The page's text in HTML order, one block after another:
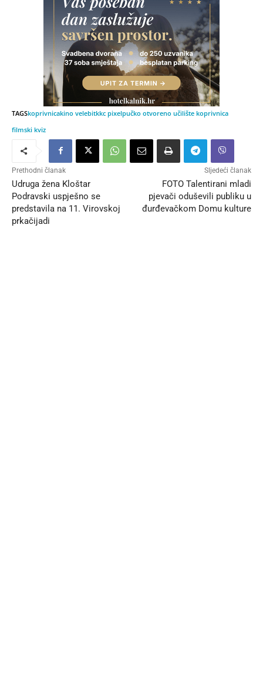
TAGSkoprivnicakino velebitkkc pixelpučko otvoreno učilište koprivnica
filmski kviz
Prethodni članak
Udruga žena Kloštar
Podravski uspješno se
predstavila na 11. Virovskoj
prkačijadi
Sljedeći članak
FOTO Talentirani mladi
pjevači oduševili publiku u
đurđevačkom Domu kulture